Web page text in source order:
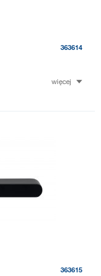
363614
więcej
363615